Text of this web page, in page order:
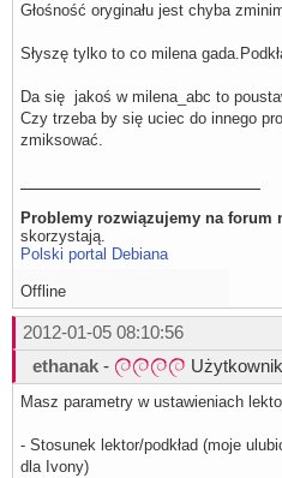
Głośność oryginału jest chyba
Słyszę tylko to co milena
Da się jakoś w milena_abc to
Czy trzeba by się uciec do innego
zmiksować.
Problemy rozwiązujemy na forum
skorzystają.
Polski portal Debiana
Offline
2012-01-05 08:10:56
ethanak - Użytkownik
Masz parametry w ustawieniach
- Stosunek lektor/podkład (moje
dla Ivony)